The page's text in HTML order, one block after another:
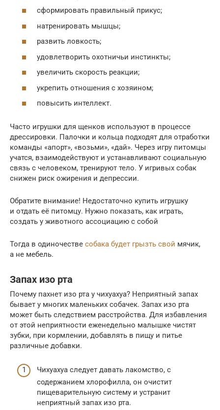
сформировать правильный прикус;
натренировать мышцы;
развить ловкость;
удовлетворить охотничьи инстинкты;
увеличить скорость реакции;
укрепить отношения с хозяином;
повысить интеллект.
Часто игрушки для щенков используют в процессе
дрессировки. Палочки и кольца подходят для отработки
команды «апорт», «возьми», «дай». Через игру питомцы
учатся, взаимодействуют и устанавливают социальную
связь с человеком, тренируют тело. У игривых собак
снижен риск ожирения и депрессии.
Обратите внимание! Недостаточно купить игрушку
и отдать её питомцу. Нужно показать, как играть,
создать у животного ассоциацию с собой
Тогда в одиночестве собака будет грызть свой мячик,
а не мебель.
Запах изо рта
Почему пахнет изо рта у чихуахуа? Неприятный запах
бывает у многих маленьких собачек. Запах изо рта
может быть следствием расстройства. Для избавления
от этой неприятности еженедельно малышке чистят
зубки, при кормлении, добавлять в пищу и питье
различные добавки.
Чихуахуа следует давать лакомство, с
содержанием хлорофилла, он очистит
пищеварительную систему и устранит
неприятный запах изо рта.